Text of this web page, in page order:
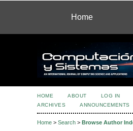
Home
HOME ABOUT LOG IN
ARCHIVES
ANNOUNCEMENTS
Home > Search > Browse Author